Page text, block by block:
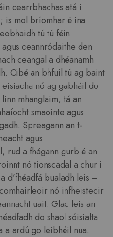
cearrbhachas atá i
is mol bríomhar é ina
tú tú féin
ceannródaithe den
ceangal a dhéanamh
Cibé an bhfuil tú ag baint
nó ag gabháil do
mhanglaim, tá an
smaointe agus
Spreagann an t-
agus
rud a fhágann gurb é an
nó tionscadal a chur i
d’fhéadfá bualadh leis –
nó infheisteoir
uait. Glac leis an
do shaol sóisialta
a ardú go leibhéil nua.